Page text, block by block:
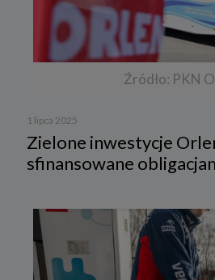
Źródło: PKN
1 lipca 2025
Zielone inwestycje
sfinansowane